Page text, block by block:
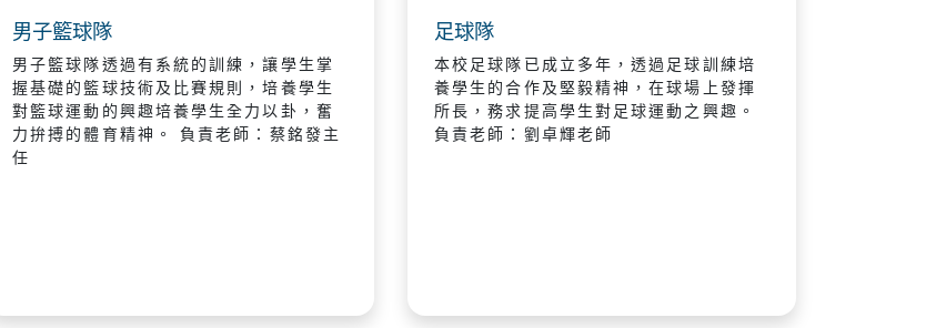
男子籃球隊
男子籃球隊透過有系統的訓練，讓學生掌
握基礎的籃球技術及比賽規則，培養學生
對籃球運動的興趣培養學生全力以卦，奮
力拚搏的體育精神。 負責老師：蔡銘發主
任
足球隊
本校足球隊已成立多年，透過足球訓練培
養學生的合作及堅毅精神，在球場上發揮
所長，務求提高學生對足球運動之興趣。
負責老師：劉卓輝老師